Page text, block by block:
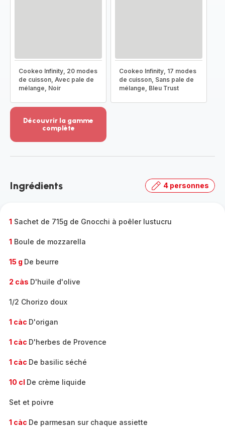
Cookeo Infinity, 20 modes
de cuisson, Avec pale de
mélange, Noir
Cookeo Infinity, 17 modes
de cuisson, Sans pale de
mélange, Bleu Trust
Découvrir la gamme
complète
-
gamme
Ingrédients 4 personnes
1 Sachet de 715g de Gnocchi à poêler lustucru
1 Boule de mozzarella
15 g De beurre
2 càs D'huile d'olive
1/2 Chorizo doux
1 càc D'origan
1 càc D'herbes de Provence
1 càc De basilic séché
10 cl De crème liquide
Set et poivre
1 càc De parmesan sur chaque assiette